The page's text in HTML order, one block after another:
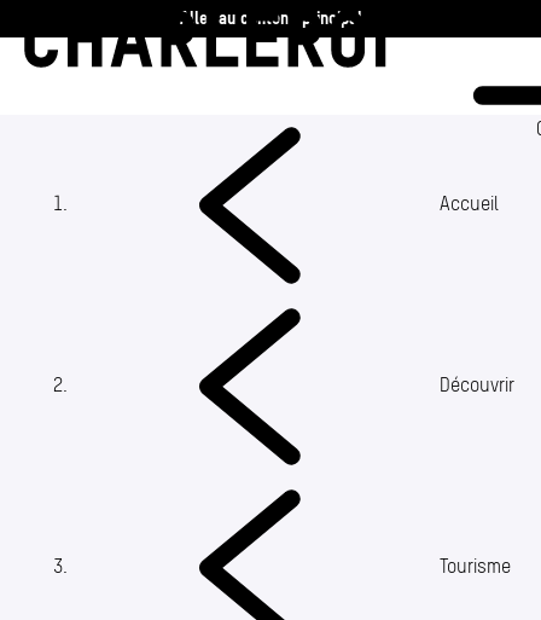
Aller au contenu principal
Charleroi
Vivre
(Section actuelle)
Accueil
Découvrir
Tourisme